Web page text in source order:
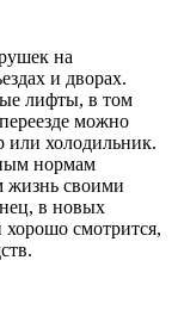
на
и дворах.
лифты, в том
можно
или холодильник.
нормам
жизнь своими
в новых
хорошо смотрится,